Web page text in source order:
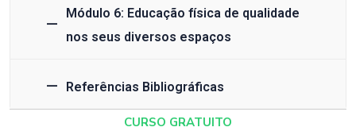
Módulo 6: Educação física de qualidade
nos seus diversos espaços
Referências Bibliográficas
CURSO GRATUITO